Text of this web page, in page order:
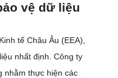
vệ dữ liệu
tế Châu Âu (EEA),
nhất định. Công ty
nhằm thực hiện các